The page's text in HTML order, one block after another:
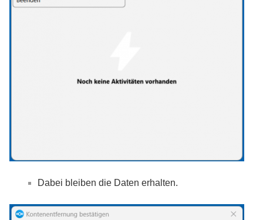
Dabei bleiben die Daten erhalten.